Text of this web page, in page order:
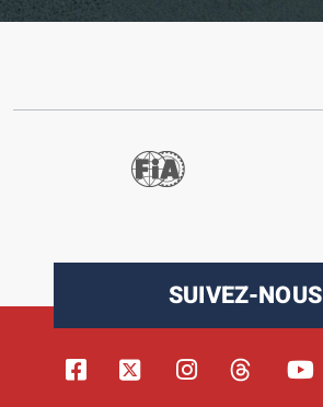
SUIVEZ-NOUS